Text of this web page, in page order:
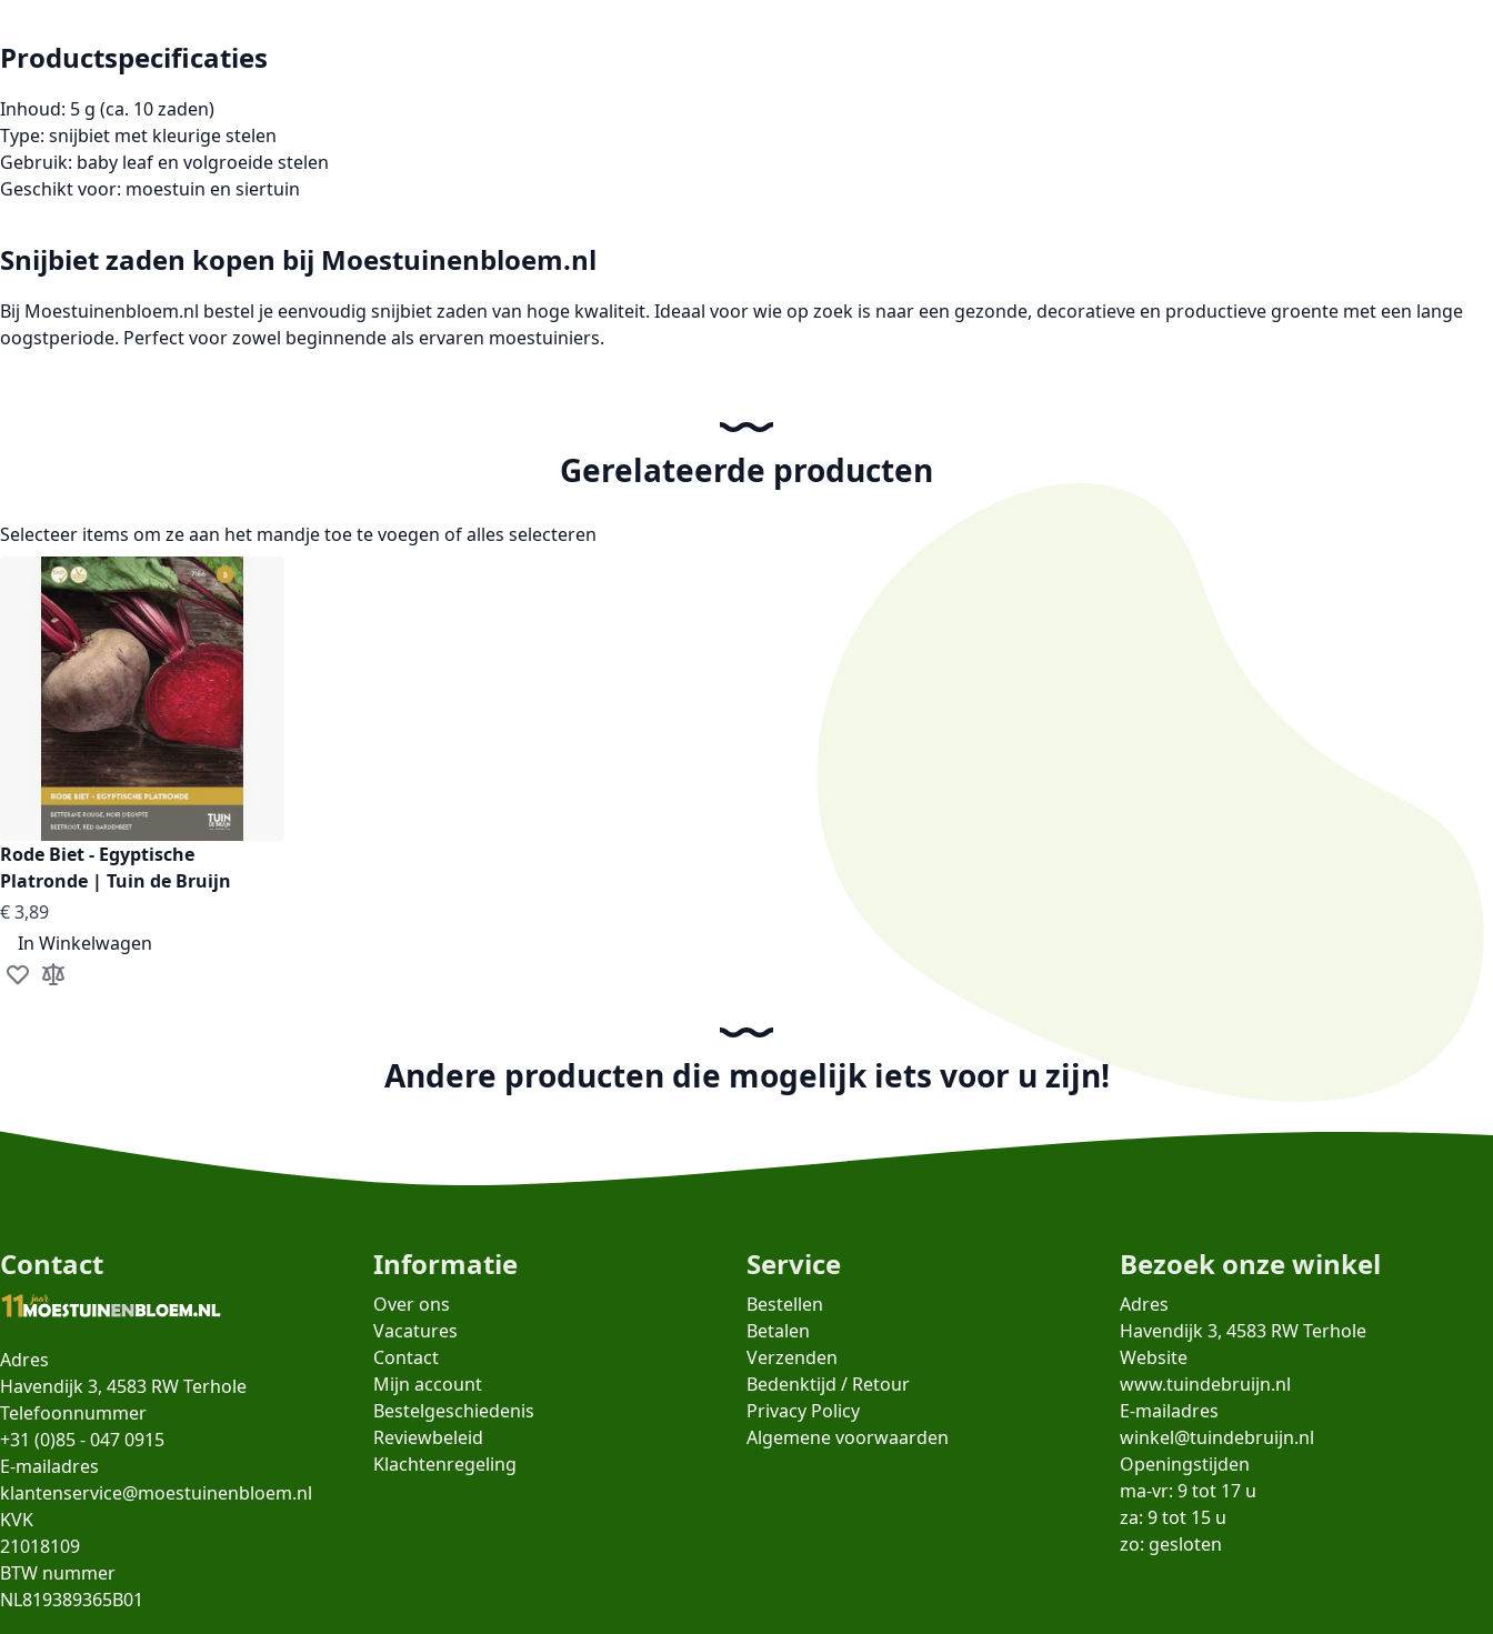
Productspecificaties
Inhoud: 5 g (ca. 10 zaden)
Type: snijbiet met kleurige stelen
Gebruik: baby leaf en volgroeide stelen
Geschikt voor: moestuin en siertuin
Snijbiet zaden kopen bij Moestuinenbloem.nl
Bij Moestuinenbloem.nl bestel je eenvoudig snijbiet zaden van hoge kwaliteit. Ideaal voor wie op zoek is naar een gezonde, decoratieve en productieve groente met een lange
oogstperiode. Perfect voor zowel beginnende als ervaren moestuiniers.
Gerelateerde producten
Selecteer items om ze aan het mandje toe te voegen ofalles selecteren
Rode Biet - Egyptische
Platronde | Tuin de Bruijn
€ 3,89
In Winkelwagen
Voeg toe aan verlanglijst
Toevoegen om te vergelijken
Andere producten die mogelijk iets voor u zijn!
Contact
Adres
Havendijk 3, 4583 RW Terhole
Telefoonnummer
+31 (0)85 - 047 0915
E-mailadres
klantenservice@moestuinenbloem.nl
KVK
21018109
BTW nummer
NL819389365B01
Informatie
Over ons
Vacatures
Contact
Mijn account
Bestelgeschiedenis
Reviewbeleid
Klachtenregeling
Service
Bestellen
Betalen
Verzenden
Bedenktijd / Retour
Privacy Policy
Algemene voorwaarden
Bezoek onze winkel
Adres
Havendijk 3, 4583 RW Terhole
Website
www.tuindebruijn.nl
E-mailadres
winkel@tuindebruijn.nl
Openingstijden
ma-vr: 9 tot 17 u
za: 9 tot 15 u
zo: gesloten